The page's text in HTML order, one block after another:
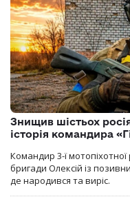
Знищив шістьох
історія командира
Командир 3-ї
бригади Олексій із
де народився та виріс.